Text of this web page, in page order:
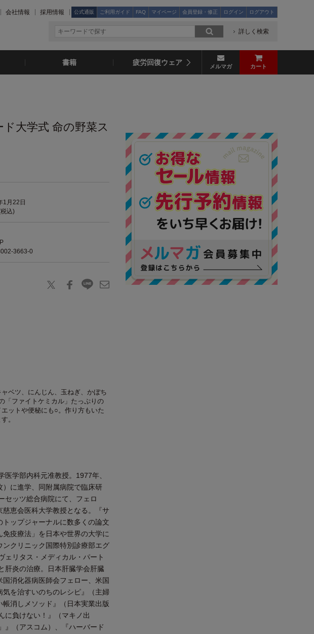
会社情報 採用情報 公式通販 ご利用ガイド FAQ マイページ 会員登録・修正 ログイン ログアウト
詳しく検索
書籍 疲労回復ウェア メルマガ カート
ド大学式 命の野菜ス
1月22日
込)
3663-0
ベツ、にんじん、玉ねぎ、かぼち
「ファイトケミカル」たっぷりの
ットや便秘にも○。作り方もいた
。
学部内科元准教授。1977年、
に進学、同附属病院で臨床研
セッツ総合病院にて、フェロ
恵会医科大学教授となる。『サ
ップジャーナルに数多くの論文
疫療法」を日本や世界の大学に
クリニック国際特別診療部エグ
ェリタス・メディカル・パート
肝炎の治療。日本肝臓学会肝臓
消化器病医師会フェロー、米国
を治すいのちのレシピ』（主婦
消しメソッド』（日本実業出版
に負けない！』（マキノ出
』（アスコム）、『ハーバード